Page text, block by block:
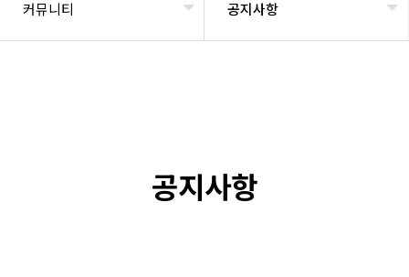
커뮤니티 공지사항
공지사항